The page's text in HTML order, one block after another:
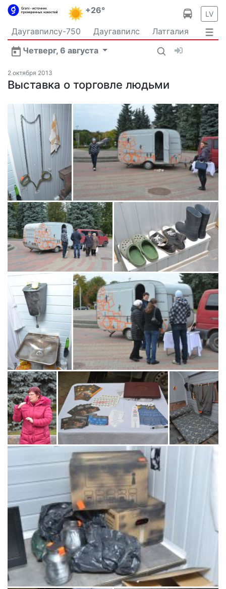
+26° LV
Даугавпилсу-750 Даугавпилс
Латгалия
Латвия
Политика Происшествия
Спорт
Общество
Четверг, 6 августа
Новости Даугавпилса
Транспорт
В мире
Рыбалка и охота
2 октября 2013
Выставка о торговле людьми